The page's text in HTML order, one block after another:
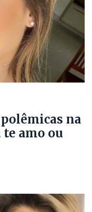
na
te amo ou